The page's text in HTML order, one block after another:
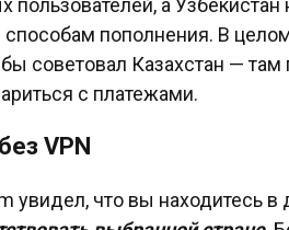
а Узбекистан
пополнения. В
советовал Казахстан —
с платежами.
VPN
увидел, что вы находитесь в